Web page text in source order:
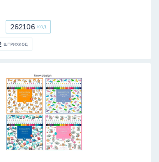
262106
262106 КОД
ШТРИХКОД